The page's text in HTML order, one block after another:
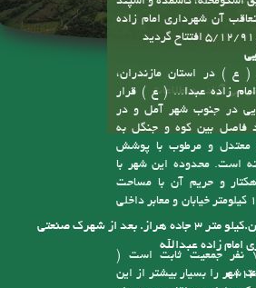
شهرداری
) با توجه به موقعیت های
جمعیتی و جغرافیایی و زیارتی خود در تاریخ 31/4/91
طبق مصوبه شماره 82302/ت46828ک، هیأت دولت و
اسکومحله، کاسمده و اسپند
آن شهرداری امام زاده
( ع ) در استان مازندران،
زاده عبدا... ( ع ) قرار
در جنوب شهر آمل و در
فاصل بین کوه و جنگل به
معتدل و مرطوب با پوشش
است. محدوده این شهر با
آزاد به اطلاعات